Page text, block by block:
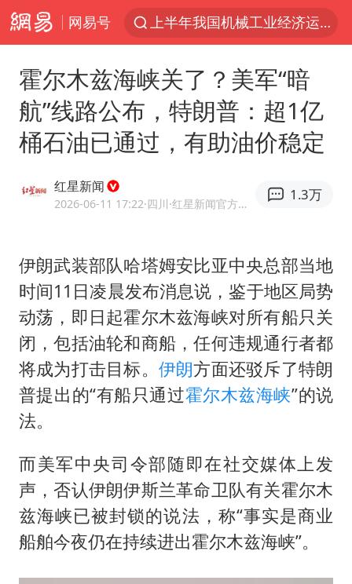
网易号
上半年我国机械工业经济运行稳中有进
朱雨玲晋级WTT横滨冠军赛女单八强
美国将对多晶硅衍生品加征15%关税
陕西省委书记赶赴柞水县杏坪镇
27岁女子组织卖淫集团被悬赏通缉
女孩摆摊卖菌子时收到北大通知书
改名后的“青海拉面”店
广岛核爆81周年央视播《奥本海默》
公司“上四休三”但要降薪1000元
OpenAI为免费用户升级GPT-5.6 Luna
“中国蔬菜之乡”最高温达41.8℃
霍尔木兹海峡关了？美军“暗
航”线路公布，特朗普：超1亿
桶石油已通过，有助油价稳定
红星新闻
2026-06-11 17:22·四川 ·红星新闻官方网易号
1.3万
伊朗武装部队哈塔姆安比亚中央总部当地
时间11日凌晨发布消息说，鉴于地区局势
动荡，即日起霍尔木兹海峡对所有船只关
闭，包括油轮和商船，任何违规通行者都
将成为打击目标。 伊朗方面还驳斥了特朗
普提出的“有船只通过霍尔木兹海峡”的说
法。
而美军中央司令部随即在社交媒体上发
声，否认伊朗伊斯兰革命卫队有关霍尔木
兹海峡已被封锁的说法，称“事实是商业
船舶今夜仍在持续进出霍尔木兹海峡”。